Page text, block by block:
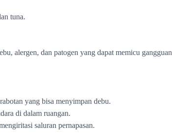
tuna.
alergen, dan patogen yang dapat memicu gangguan
yang bisa menyimpan debu.
di dalam ruangan.
saluran pernapasan.